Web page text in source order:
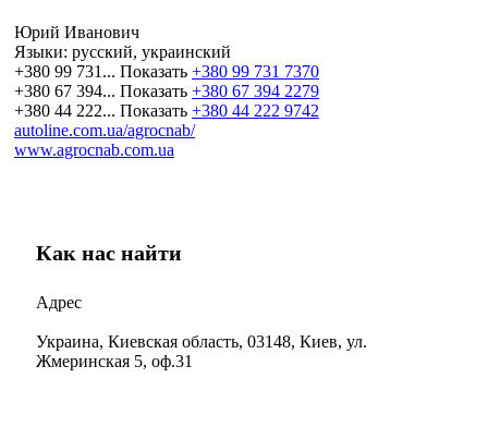
Юрий Иванович
Языки: русский, украинский
+380 99 731... Показать +380 99 731 7370
+380 67 394... Показать +380 67 394 2279
+380 44 222... Показать +380 44 222 9742
autoline.com.ua/agrocnab/
www.agrocnab.com.ua
Как нас найти
Адрес
Украина, Киевская область, 03148, Киев, ул.
Жмеринская 5, оф.31